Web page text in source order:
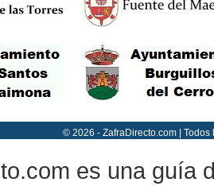
© 2026 - ZafraDirecto.com |
es una guía